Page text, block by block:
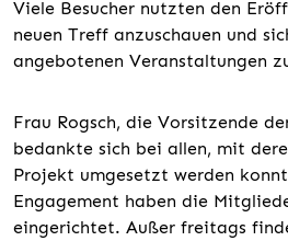
Viele Besucher nutzten den
neuen Treff anzuschauen und
angebotenen Veranstaltungen
Frau Rogsch, die Vorsitzende
bedankte sich bei allen, mit
Projekt umgesetzt werden
Engagement haben die
eingerichtet. Außer freitags